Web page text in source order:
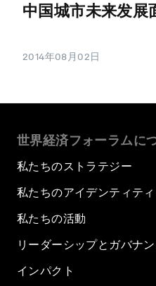
中国城市未来发展
2014年08月02日
世界経済フォーラムに
私たちのストラテジー
私たちのアイデンティティ
私たちの活動
リーダーシップとガバナ
インパクト